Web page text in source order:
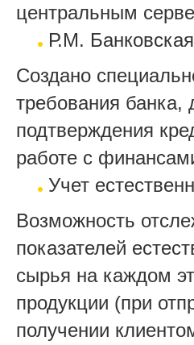
центральным
Р.М.
Создано
требования банка,
подтверждения
работе с
Учет
Возможность
показателей
сырья на каждом
продукции (при
получении